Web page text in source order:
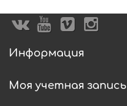
Информация
Моя учетная запись